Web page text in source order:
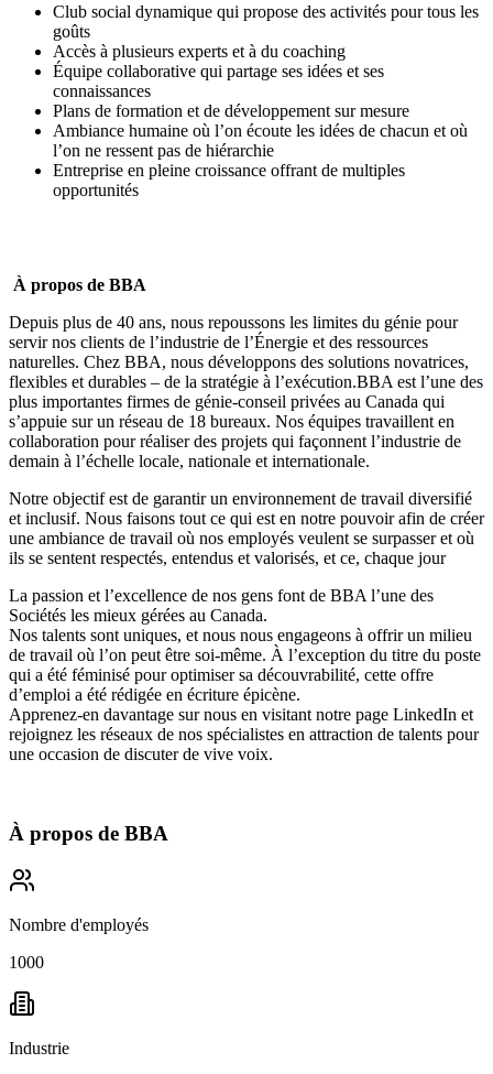
Club social dynamique qui propose des activités pour tous les
goûts
Accès à plusieurs experts et à du coaching
Équipe collaborative qui partage ses idées et ses
connaissances
Plans de formation et de développement sur mesure
Ambiance humaine où l’on écoute les idées de chacun et où
l’on ne ressent pas de hiérarchie
Entreprise en pleine croissance offrant de multiples
opportunités
À propos de BBA
Depuis plus de 40 ans, nous repoussons les limites du génie pour
servir nos clients de l’industrie de l’Énergie et des ressources
naturelles. Chez BBA, nous développons des solutions novatrices,
flexibles et durables – de la stratégie à l’exécution.BBA est l’une des
plus importantes firmes de génie-conseil privées au Canada qui
s’appuie sur un réseau de 18 bureaux. Nos équipes travaillent en
collaboration pour réaliser des projets qui façonnent l’industrie de
demain à l’échelle locale, nationale et internationale.
Notre objectif est de garantir un environnement de travail diversifié
et inclusif. Nous faisons tout ce qui est en notre pouvoir afin de créer
une ambiance de travail où nos employés veulent se surpasser et où
ils se sentent respectés, entendus et valorisés, et ce, chaque jour
La passion et l’excellence de nos gens font de BBA l’une des
Sociétés les mieux gérées au Canada.
Nos talents sont uniques, et nous nous engageons à offrirun milieu
de travail où l’on peut être soi-même. À l’exception du titre du poste
qui a été féminisé pour optimiser sa découvrabilité, cette offre
d’emploi a été rédigée en écriture épicène.
Apprenez-en davantage sur nous en visitant notre page LinkedIn et
rejoignez les réseaux de nos spécialistes en attraction de talents pour
une occasion de discuter de vive voix.
À propos de BBA
Nombre d'employés
1000
Industrie